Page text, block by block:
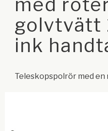
med
golvtvätt
ink
Teleskopspolrör med